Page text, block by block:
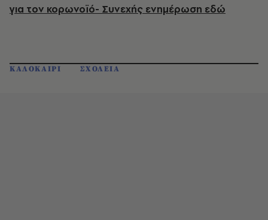
για τον κορωνοϊό- Συνεχής ενημέρωση εδώ
ΚΑΛΟΚΑΙΡΙ ΣΧΟΛΕΙΑ